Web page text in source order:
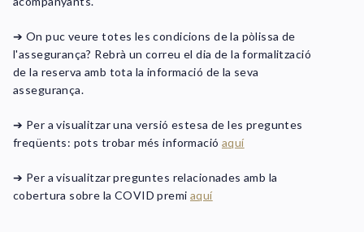
➔ On puc veure totes les condicions de la pòlissa de
l'assegurança? Rebrà un correu el dia de la formalització
de la reserva amb tota la informació de la seva
assegurança.
➔ Per a visualitzar una versió estesa de les preguntes
freqüents: pots trobar més informació aquí
➔ Per a visualitzar preguntes relacionades amb la
cobertura sobre la COVID premiaquí